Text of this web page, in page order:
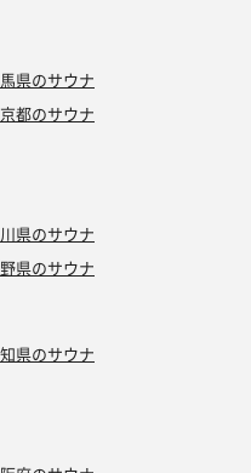
県のサウナ
都のサウナ
県のサウナ
県のサウナ
県のサウナ